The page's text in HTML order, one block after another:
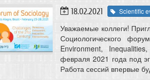
18.02.2021 Scientific
Уважаемые коллеги!
Социологического
Environment,
февраля 2021 года под
Работа сессий впервые